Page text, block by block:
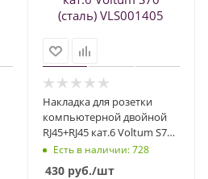
Накладка для розетки
компьютерной двойной
RJ45+RJ45 кат.6 Voltum S70
(сталь) VLS001405
Есть в наличии: 728
430руб./шт